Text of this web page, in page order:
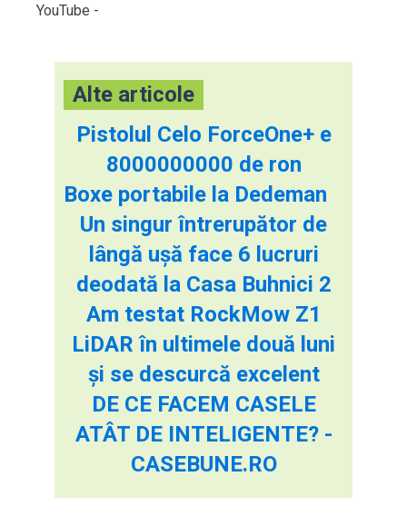
YouTube -
Alte articole
Pistolul Celo ForceOne+ e
8000000000 de ron
Boxe portabile la Dedeman
Un singur întrerupător de
lângă ușă face 6 lucruri
deodată la Casa Buhnici 2
Am testat RockMow Z1
LiDAR în ultimele două luni
și se descurcă excelent
DE CE FACEM CASELE
ATÂT DE INTELIGENTE? -
CASEBUNE.RO